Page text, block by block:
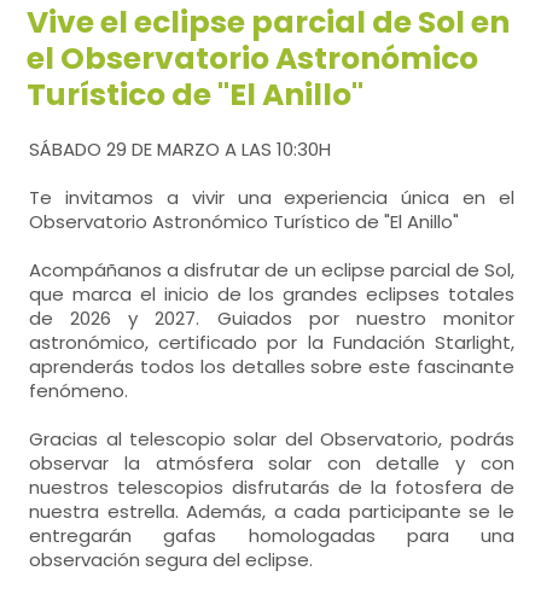
Vive el eclipse parcial de Sol en
el Observatorio Astronómico
Turístico de "El Anillo"
SÁBADO 29 DE MARZO A LAS 10:30H
Te invitamos a vivir una experiencia única en el
Observatorio Astronómico Turístico de "El Anillo"
Acompáñanos a disfrutar de un eclipse parcial de Sol,
que marca el inicio de los grandes eclipses totales
de 2026 y 2027. Guiados por nuestro monitor
astronómico, certificado por la Fundación Starlight,
aprenderás todos los detalles sobre este fascinante
fenómeno.
Gracias al telescopio solar del Observatorio, podrás
observar la atmósfera solar con detalle y con
nuestros telescopios disfrutarás de la fotosfera de
nuestra estrella. Además, a cada participante se le
entregarán gafas homologadas para una
observación segura del eclipse.